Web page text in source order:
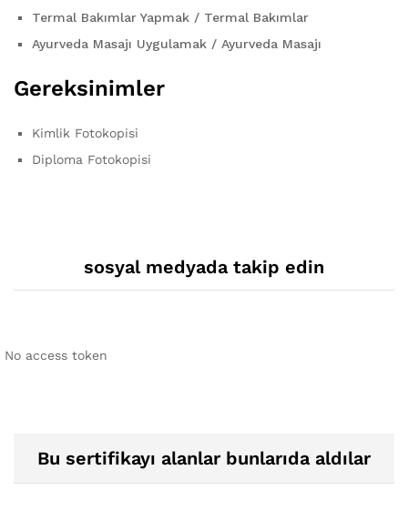
Termal Bakımlar Yapmak / Termal Bakımlar
Ayurveda Masajı Uygulamak / Ayurveda Masajı
Gereksinimler
Kimlik Fotokopisi
Diploma Fotokopisi
sosyal medyada takip edin
No access token
Bu sertifikayı alanlar bunlarıda aldılar